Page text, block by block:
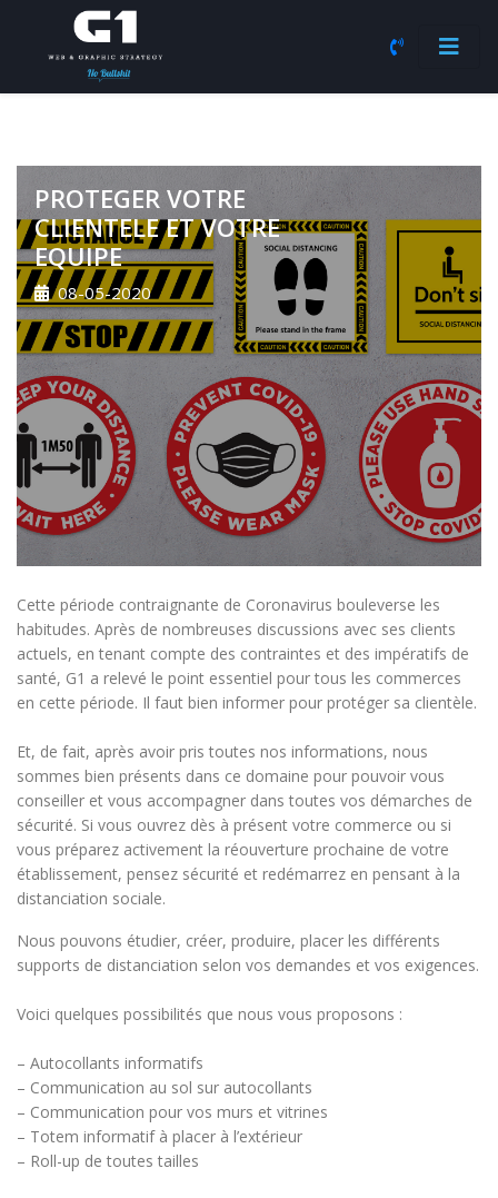
PROTEGER VOTRE
CLIENTELE ET VOTRE
EQUIPE
08-05-2020
Cette période contraignante de Coronavirus bouleverse les
habitudes. Après de nombreuses discussions avec ses clients
actuels, en tenant compte des contraintes et des impératifs de
santé, G1 a relevé le point essentiel pour tous les commerces
en cette période. Il faut bien informer pour protéger sa clientèle.
Et, de fait, après avoir pris toutes nos informations, nous
sommes bien présents dans ce domaine pour pouvoir vous
conseiller et vous accompagner dans toutes vos démarches de
sécurité. Si vous ouvrez dès à présent votre commerce ou si
vous préparez activement la réouverture prochaine de votre
établissement, pensez sécurité et redémarrez en pensant à la
distanciation sociale.
Nous pouvons étudier, créer, produire, placer les différents
supports de distanciation selon vos demandes et vos exigences.
Voici quelques possibilités que nous vous proposons :
– Autocollants informatifs
– Communication au sol sur autocollants
– Communication pour vos murs et vitrines
– Totem informatif à placer à l’extérieur
– Roll-up de toutes tailles